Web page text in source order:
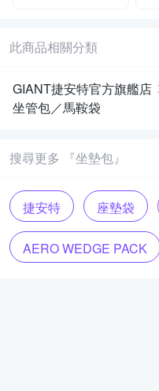
此商品相關分類
GIANT捷安特官方旗艦店
坐管包／馬鞍袋
搜尋更多 『坐墊包』
捷安特 座墊袋
AERO WEDGE PACK